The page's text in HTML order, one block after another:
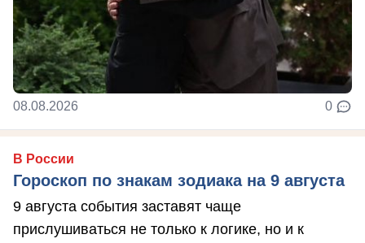
08.08.2026 0
В России
Гороскоп по знакам зодиака на 9 августа
9 августа события заставят чаще
прислушиваться не только к логике, но и к